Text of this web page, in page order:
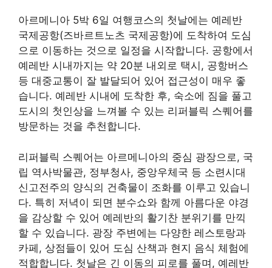
아르메니아 5박 6일 여행코스의 첫날에는 예레반
국제공항(즈바르트노츠 국제공항)에 도착하여 도심
으로 이동하는 것으로 일정을 시작합니다. 공항에서
예레반 시내까지는 약 20분 내외로 택시, 공항버스
등 대중교통이 잘 발달되어 있어 접근성이 매우 좋
습니다. 예레반 시내에 도착한 후, 숙소에 짐을 풀고
도시의 첫인상을 느껴볼 수 있는 리퍼블릭 스퀘어를
방문하는 것을 추천합니다.
리퍼블릭 스퀘어는 아르메니아의 중심 광장으로, 국
립 역사박물관, 정부청사, 중앙우체국 등 소련시대
신고전주의 양식의 건축물이 조화를 이루고 있습니
다. 특히 저녁이 되면 분수쇼와 함께 아름다운 야경
을 감상할 수 있어 예레반의 활기찬 분위기를 만끽
할 수 있습니다. 광장 주변에는 다양한 레스토랑과
카페, 상점들이 있어 도심 산책과 현지 음식 체험에
적합합니다. 첫날은 긴 이동의 피로를 풀며, 예레반